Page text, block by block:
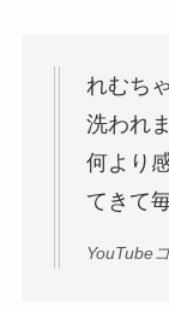
れむち
洗われ
何より
てきて
YouTube